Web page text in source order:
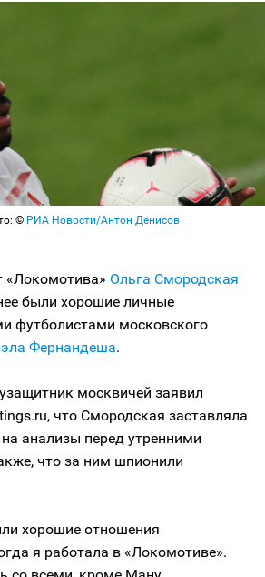
© РИА Новости/Антон Денисов
«Локомотива» Ольга Смородская
были хорошие личные
футболистами московского
Фернандеша.
москвичей заявил
что Смородская заставляла
анализы перед утренними
что за ним шпионили
хорошие отношения
я работала в «Локомотиве».